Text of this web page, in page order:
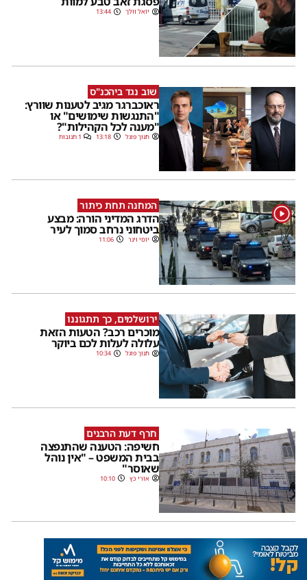
יואל וולך 13:44
שוב נגד ביהכנ"ס
ראוכברגר מגיב לטענות שוורץ:
"התנגשות שימושים" או
"מענה לכל הקהילות"?
חנוך פוגל 13:18 1 תגובות
1 המחנה תחת כיתור
הדרג המדיני הורה: מבצע
ביטחוני נרחב סמוך לעיר
יוסי וינר 11:06
ירושלמים, כך תתגוננו
מוכרים רכב? הטעות הזאת
עלולה לעלות לכם ביוקר
חנוך פוגל 10:34
חרף דעת הרבנים
חשיפה: הטענה שהתנפצה
בבית המשפט – "אין נוהל
שאוסר"
אורי כץ 10:10
דם קדושים
23 שנים אחרי: הפיגוע
שירושלים לעולם לא תשכח